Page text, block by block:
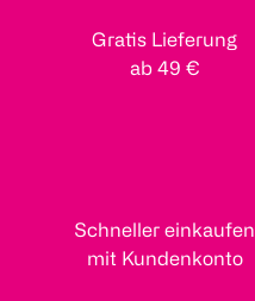
Gratis Lieferung
ab 49 €
Schneller einkaufen
mit Kundenkonto